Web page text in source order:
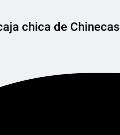
chica de Chinecas